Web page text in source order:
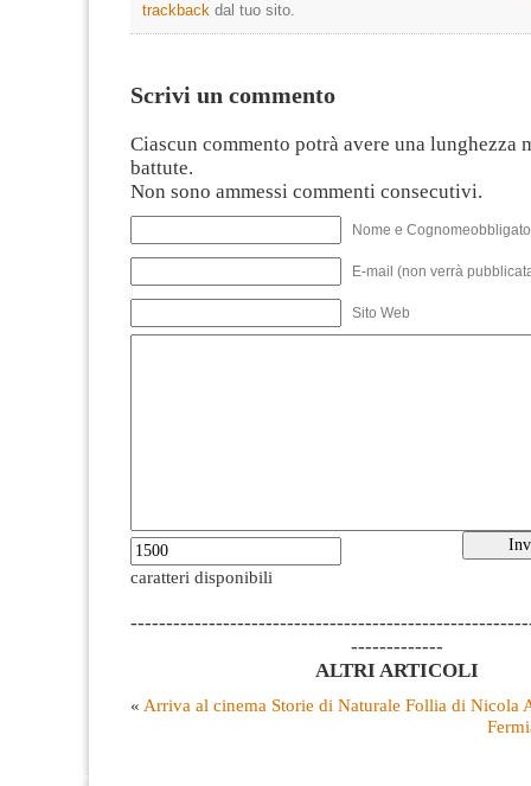
trackback dal tuo sito.
Scrivi un commento
Ciascun commento potrà avere una lunghezza
battute.
Non sono ammessi commenti consecutivi.
Nome e
E-mail (non verrà
Sito Web
caratteri disponibili
-------------
ALTRI ARTICOLI
« Arriva al cinema Storie di Naturale Follia di Nicola